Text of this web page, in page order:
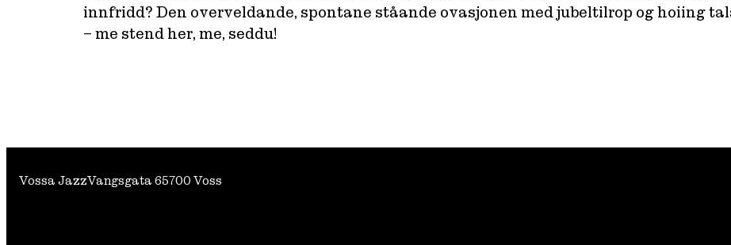
innfridd? Den overveldande, spontane ståande ovasjonen med jubeltilrop og hoiing
– me stend her, me, seddu!
Vossa JazzVangsgata 65700 Voss